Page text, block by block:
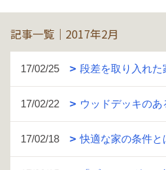
記事一覧｜2017年2月
17/02/25 段差を取り入れた
17/02/22 ウッドデッキのあ
17/02/18 快適な家の条件と